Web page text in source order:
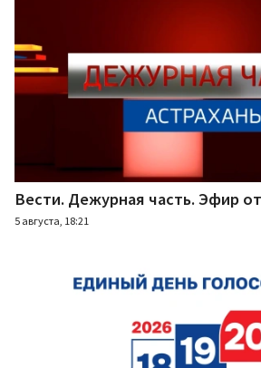
Вести. Дежурная часть. Эфир от
5 августа, 18:21